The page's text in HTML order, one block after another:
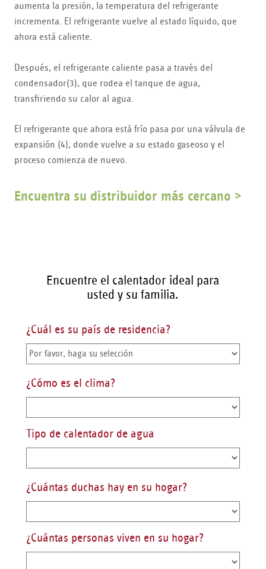
aumenta la presión, la temperatura del refrigerante
incrementa. El refrigerante vuelve al estado líquido, que
ahora está caliente.
Después, el refrigerante caliente pasa a través del
condensador(3), que rodea el tanque de agua,
transfiriendo su calor al agua.
El refrigerante que ahora está frío pasa por una válvula de
expansión (4), donde vuelve a su estado gaseoso y el
proceso comienza de nuevo.
Encuentra su distribuidor más cercano >
Encuentre el calentador ideal para
usted y su familia.
¿Cuál es su país de residencia?
¿Cómo es el clima?
Tipo de calentador de agua
¿Cuántas duchas hay en su hogar?
¿Cuántas personas viven en su hogar?